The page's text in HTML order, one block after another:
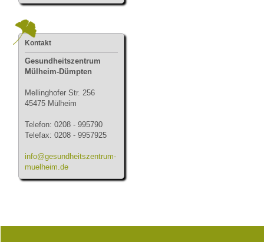
Kontakt
Gesundheitszentrum
Mülheim-Dümpten
Mellinghofer Str. 256
45475 Mülheim
Telefon: 0208 - 995790
Telefax: 0208 - 9957925
info@gesundheitszentrum-
muelheim.de